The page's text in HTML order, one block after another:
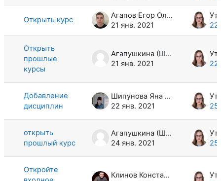
Открыть курс
Агапов Егор Олегович
21 янв. 2021
22
Открыть
прошлые
курсы
Агапушкина (Шишканова) Елизавета Андреевна
21 янв. 2021
22
Добавление
дисциплин
Шипунова Яна Вячеславовна
22 янв. 2021
25
открыть
прошлый курс
Агапушкина (Шишканова) Елизавета Андреевна
24 янв. 2021
25
Откройте
Клинов Константин Александрович